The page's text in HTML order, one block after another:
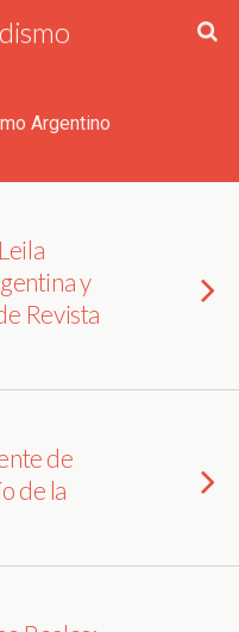
Argentino
y
Revista
de
de la